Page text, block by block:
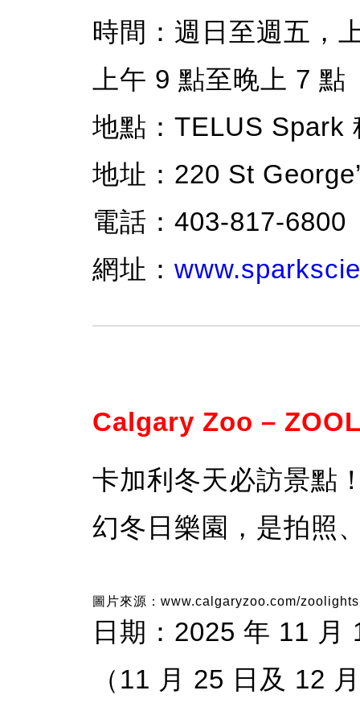
時間：週日至週五，
上午 9 點至晚上 7 點
地點：TELUS Spark
地址：220 St
電話：403-817-6800
網址：
Calgary Zoo –
卡加利冬天必訪景點
幻冬日樂園，是拍照
圖片來源：www.calgaryzoo.com/zoolights
日期：2025 年 11
（11 月 25 日及 12